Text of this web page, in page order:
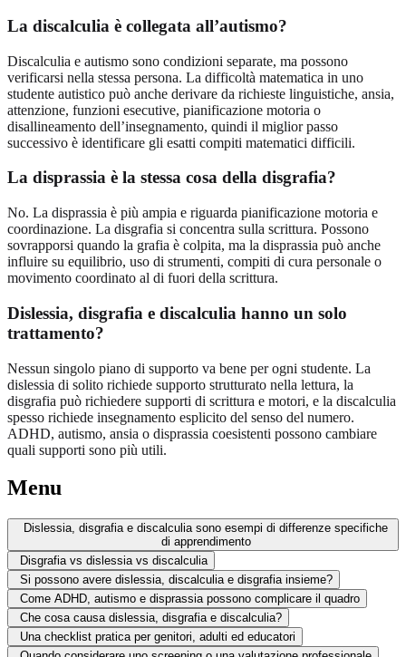
La discalculia è collegata all’autismo?
Discalculia e autismo sono condizioni separate, ma possono
verificarsi nella stessa persona. La difficoltà matematica in uno
studente autistico può anche derivare da richieste linguistiche, ansia,
attenzione, funzioni esecutive, pianificazione motoria o
disallineamento dell’insegnamento, quindi il miglior passo
successivo è identificare gli esatti compiti matematici difficili.
La disprassia è la stessa cosa della disgrafia?
No. La disprassia è più ampia e riguarda pianificazione motoria e
coordinazione. La disgrafia si concentra sulla scrittura. Possono
sovrapporsi quando la grafia è colpita, ma la disprassia può anche
influire su equilibrio, uso di strumenti, compiti di cura personale o
movimento coordinato al di fuori della scrittura.
Dislessia, disgrafia e discalculia hanno un solo
trattamento?
Nessun singolo piano di supporto va bene per ogni studente. La
dislessia di solito richiede supporto strutturato nella lettura, la
disgrafia può richiedere supporti di scrittura e motori, e la discalculia
spesso richiede insegnamento esplicito del senso del numero.
ADHD, autismo, ansia o disprassia coesistenti possono cambiare
quali supporti sono più utili.
Menu
Dislessia, disgrafia e discalculia sono esempi di differenze specifiche
di apprendimento
Disgrafia vs dislessia vs discalculia
Si possono avere dislessia, discalculia e disgrafia insieme?
Come ADHD, autismo e disprassia possono complicare il quadro
Che cosa causa dislessia, disgrafia e discalculia?
Una checklist pratica per genitori, adulti ed educatori